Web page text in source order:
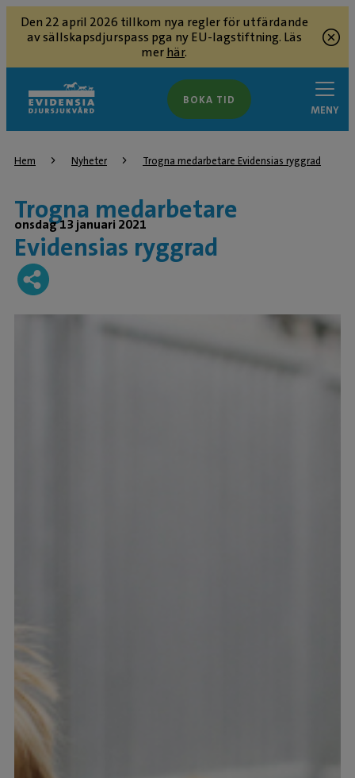
Den 22 april 2026 tillkom nya regler för utfärdande
av sällskapsdjurspass pga ny EU-lagstiftning. Läs
merhär.
BOKA TID
MENY
Hem Nyheter Trogna medarbetare Evidensias ryggrad
Trogna medarbetare
Evidensias ryggrad
onsdag 13 januari 2021